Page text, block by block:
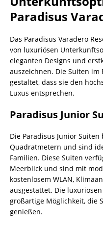
Paradisus
Das Paradisus Varadero
von luxuriösen
eleganten Designs und
auszeichnen. Die Suiten im
gestaltet, dass sie den
Luxus entsprechen.
Paradisus Junior
Die Paradisus Junior
Quadratmetern und sind
Familien. Diese Suiten
Meerblick und sind mit
kostenlosem WLAN,
ausgestattet. Die
großartige Möglichkeit, die
genießen.